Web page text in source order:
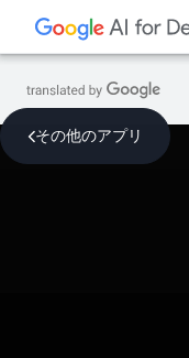
その他のアプリ